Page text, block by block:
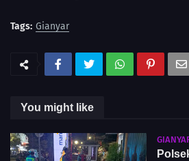
Tags: Gianyar
You might like